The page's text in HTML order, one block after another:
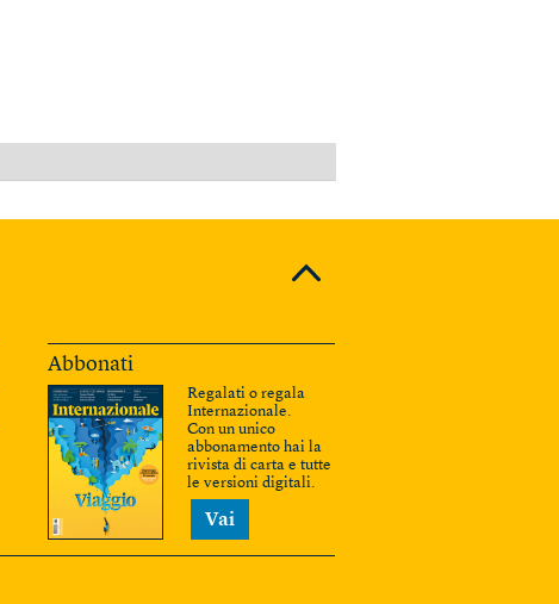
Abbonati
Regalati o regala
Internazionale.
Con un unico
abbonamento hai la
rivista di carta e tutte
le versioni digitali.
Vai